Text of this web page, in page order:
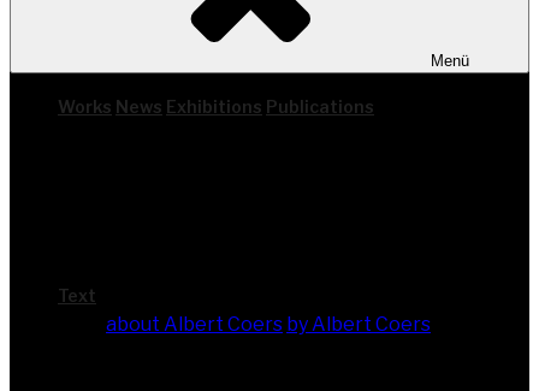
Menü
Works News Exhi­bi­ti­ons Publi­ca­ti­ons
Text
about Albert Coers by Albert Coers